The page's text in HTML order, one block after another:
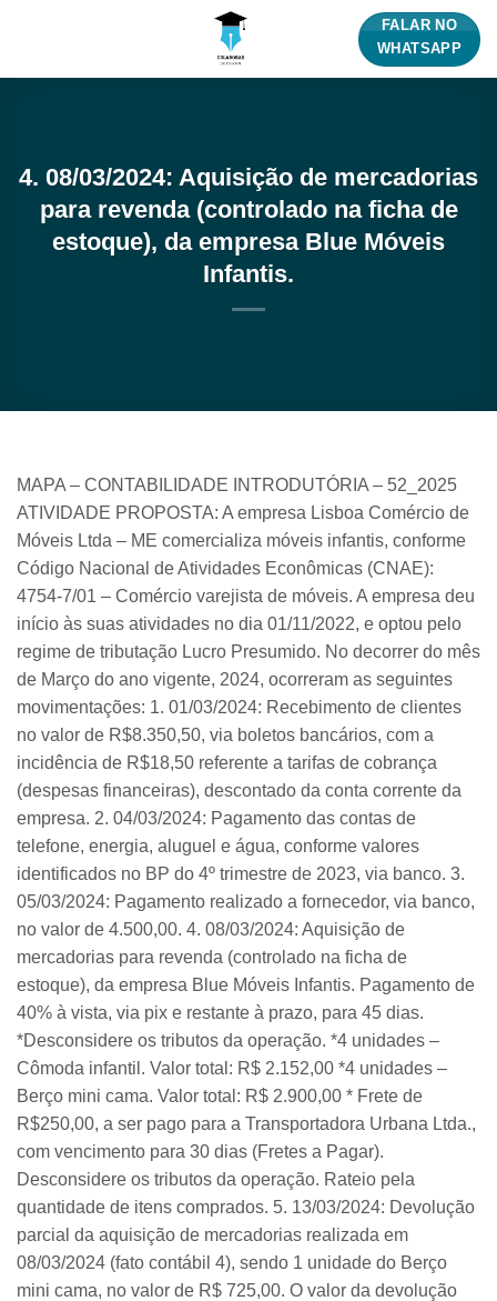
FALAR NO
WHATSAPP
4. 08/03/2024: Aquisição de mercadorias
para revenda (controlado na ficha de
estoque), da empresa Blue Móveis
Infantis.
MAPA – CONTABILIDADE INTRODUTÓRIA – 52_2025
ATIVIDADE PROPOSTA: A empresa Lisboa Comércio de
Móveis Ltda – ME comercializa móveis infantis, conforme
Código Nacional de Atividades Econômicas (CNAE):
4754-7/01 – Comércio varejista de móveis. A empresa deu
início às suas atividades no dia 01/11/2022, e optou pelo
regime de tributação Lucro Presumido. No decorrer do mês
de Março do ano vigente, 2024, ocorreram as seguintes
movimentações: 1. 01/03/2024: Recebimento de clientes
no valor de R$8.350,50, via boletos bancários, com a
incidência de R$18,50 referente a tarifas de cobrança
(despesas financeiras), descontado da conta corrente da
empresa. 2. 04/03/2024: Pagamento das contas de
telefone, energia, aluguel e água, conforme valores
identificados no BP do 4º trimestre de 2023, via banco. 3.
05/03/2024: Pagamento realizado a fornecedor, via banco,
no valor de 4.500,00. 4. 08/03/2024: Aquisição de
mercadorias para revenda (controlado na ficha de
estoque), da empresa Blue Móveis Infantis. Pagamento de
40% à vista, via pix e restante à prazo, para 45 dias.
*Desconsidere os tributos da operação. *4 unidades –
Cômoda infantil. Valor total: R$ 2.152,00 *4 unidades –
Berço mini cama. Valor total: R$ 2.900,00 * Frete de
R$250,00, a ser pago para a Transportadora Urbana Ltda.,
com vencimento para 30 dias (Fretes a Pagar).
Desconsidere os tributos da operação. Rateio pela
quantidade de itens comprados. 5. 13/03/2024: Devolução
parcial da aquisição de mercadorias realizada em
08/03/2024 (fato contábil 4), sendo 1 unidade do Berço
mini cama, no valor de R$ 725,00. O valor da devolução